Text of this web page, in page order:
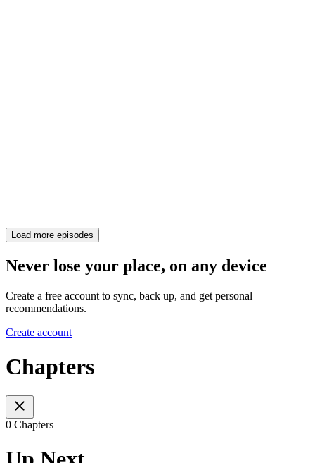
Load more episodes
Never lose your place, on any device
Create a free account to sync, back up, and get personal
recommendations.
Create account
Chapters
0 Chapters